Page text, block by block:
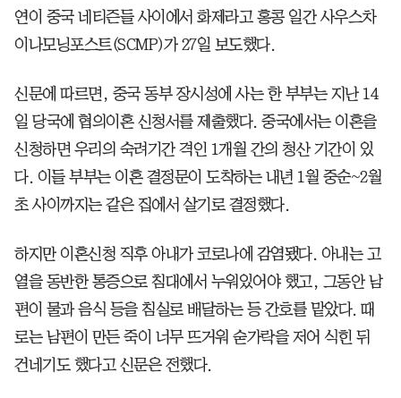
연이 중국 네티즌들 사이에서 화제라고 홍콩 일간 사우스차
이나모닝포스트(SCMP)가 27일 보도했다.
신문에 따르면, 중국 동부 장시성에 사는 한 부부는 지난 14
일 당국에 협의이혼 신청서를 제출했다. 중국에서는 이혼을
신청하면 우리의 숙려기간 격인 1개월 간의 청산 기간이 있
다. 이들 부부는 이혼 결정문이 도착하는 내년 1월 중순~2월
초 사이까지는 같은 집에서 살기로 결정했다.
하지만 이혼신청 직후 아내가 코로나에 감염됐다. 아내는 고
열을 동반한 통증으로 침대에서 누워있어야 했고, 그동안 남
편이 물과 음식 등을 침실로 배달하는 등 간호를 맡았다. 때
로는 남편이 만든 죽이 너무 뜨거워 숟가락을 저어 식힌 뒤
건네기도 했다고 신문은 전했다.